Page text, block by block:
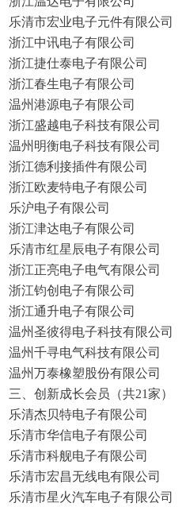
乐清市宏业电子元件有限公司
浙江中讯电子有限公司
浙江捷仕泰电子有限公司
浙江春生电子有限公司
温州港源电子有限公司
浙江盛越电子科技有限公司
温州明衡电子科技有限公司
浙江德利接插件有限公司
浙江欧麦特电子有限公司
乐沪电子有限公司
浙江津达电子有限公司
乐清市红星辰电子有限公司
浙江正亮电子电气有限公司
浙江钧创电子有限公司
浙江通升电子有限公司
温州圣彼得电子科技有限公司
温州千寻电气科技有限公司
温州万泰橡塑股份有限公司
三、创新成长会员（共21家）
乐清杰贝特电子有限公司
乐清市华信电子有限公司
乐清市科舰电子有限公司
乐清市宏昌无线电有限公司
乐清市星火汽车电子有限公司